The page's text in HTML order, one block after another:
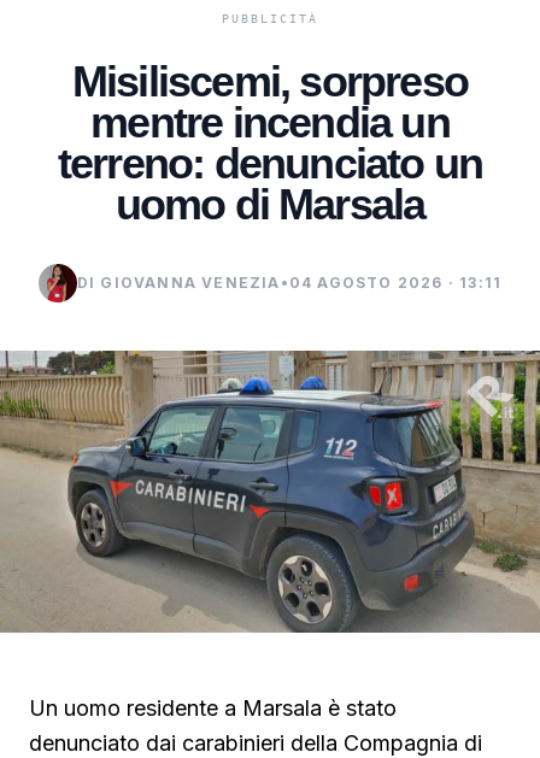
Misiliscemi, sorpreso
mentre incendia un
terreno: denunciato un
uomo di Marsala
DI GIOVANNA VENEZIA • 04 AGOSTO 2026 · 13:11
Un uomo residente a Marsala è stato
denunciato dai carabinieri della Compagnia di